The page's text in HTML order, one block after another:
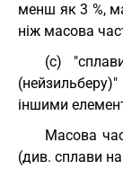
менш як 3 %,
ніж масова
(с)
іншими
Масова
(див. сплави на